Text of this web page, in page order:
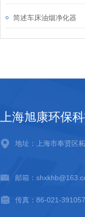
简述车床油烟净化器
上海旭康环保
地址：上海市奉贤区
邮箱：
传真：86-021-